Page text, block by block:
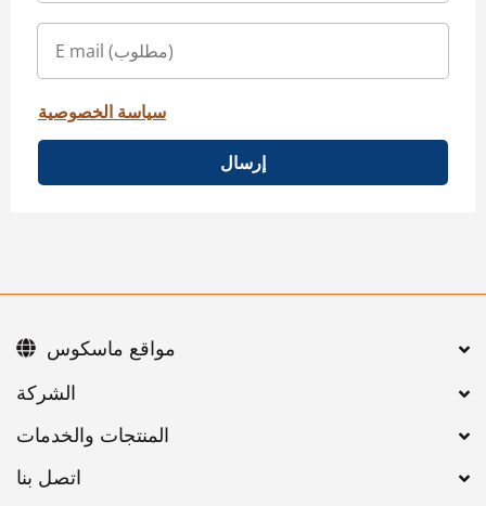
سياسة الخصوصية
إرسال
اتصل بنا
مواقع ماسكوس